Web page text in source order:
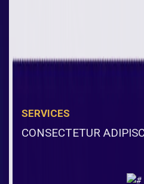
SERVICES
CONSECTETUR